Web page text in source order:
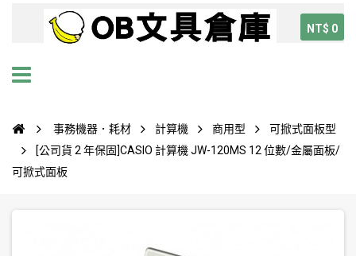
NT$ 0
事務機器．耗材 計算機 商用型
可掀式面板型
[公司貨 2 年保固]CASIO 計算機 JW-120MS 12 位數/金屬面板/
可掀式面板